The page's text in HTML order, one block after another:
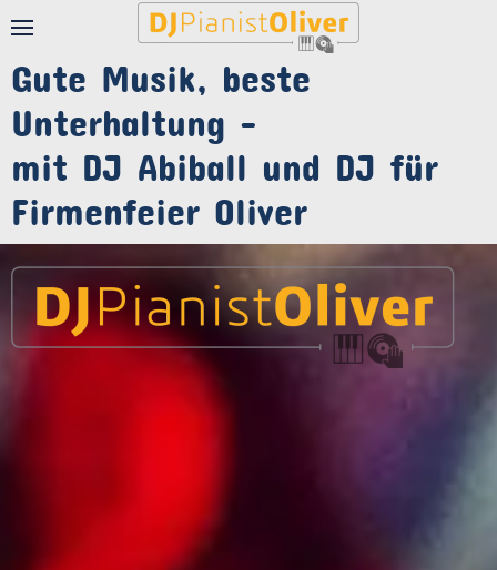
Gute Musik, beste
Unterhaltung -
mit DJ Abiball und DJ für
Firmenfeier Oliver